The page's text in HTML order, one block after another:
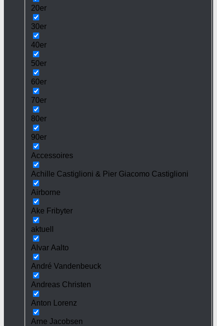
20er
30er
40er
50er
60er
70er
80er
90er
Accessoires
Achille Castiglioni & Pier Giacomo Castiglioni
Airborne
Ake Fribyter
aktuell
Alvar Aalto
André Vandenbeuck
Andreas Christen
Anton Lorenz
Arne Jacobsen